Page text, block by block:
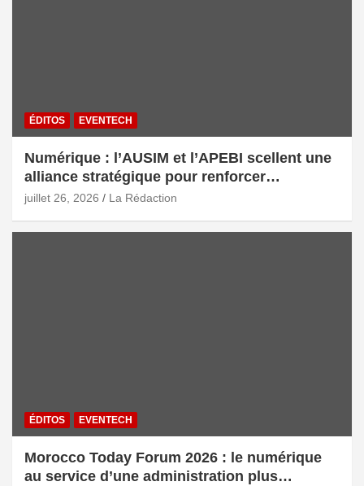
ÉDITOS EVENTECH
Numérique : l’AUSIM et l’APEBI scellent une
alliance stratégique pour renforcer
l’écosystème digital marocain
juillet 26, 2026 La Rédaction
ÉDITOS EVENTECH
Morocco Today Forum 2026 : le numérique
au service d’une administration plus